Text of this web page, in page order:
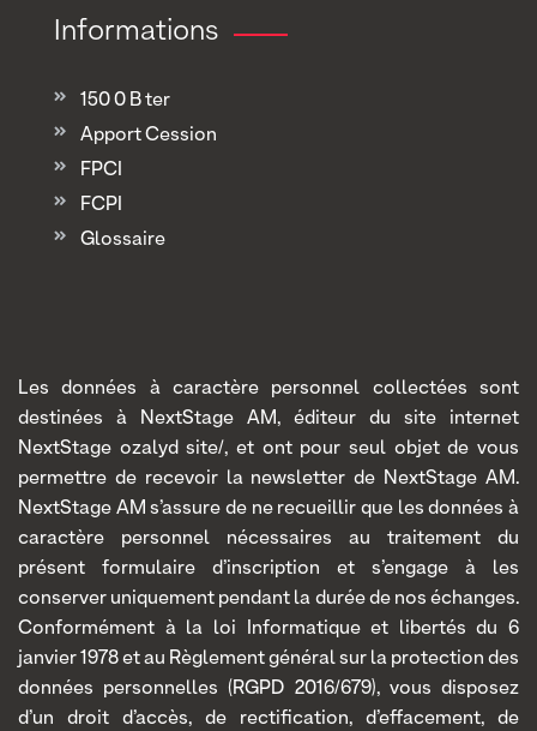
Informations
150 0 B ter
Apport Cession
FPCI
FCPI
Glossaire
Les données à caractère personnel collectées sont
destinées à NextStage AM, éditeur du site internet
NextStage ozalyd site/, et ont pour seul objet de vous
permettre de recevoir la newsletter de NextStage AM.
NextStage AM s’assure de ne recueillir que les données à
caractère personnel nécessaires au traitement du
présent formulaire d’inscription et s’engage à les
conserver uniquement pendant la durée de nos échanges.
Conformément à la loi Informatique et libertés du 6
janvier 1978 et au Règlement général sur la protection des
données personnelles (RGPD 2016/679), vous disposez
d’un droit d’accès, de rectification, d’effacement, de